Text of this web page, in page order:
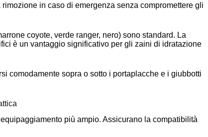
in caso di emergenza senza compromettere gli
coyote, verde ranger, nero) sono standard. La
è un vantaggio significativo per gli zaini di idratazione
comodamente sopra o sotto i portaplacche e i giubbotti
più ampio. Assicurano la compatibilità